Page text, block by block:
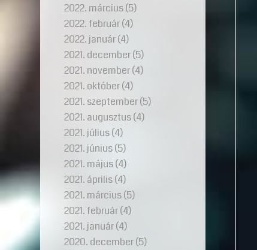
2022. március(5)
2022. február(4)
2022. január(4)
2021. december(5)
2021. november(4)
2021. október(4)
2021. szeptember(5)
2021. augusztus(4)
2021. július(4)
2021. június(5)
2021. május(4)
2021. április(4)
2021. március(5)
2021. február(4)
2021. január(4)
2020. december(5)